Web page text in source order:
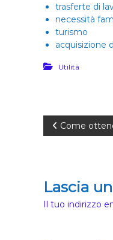
trasferte di
necessità
turismo
acquisizione
Utilità
N
v
i
Come
Lascia
Il tuo indirizzo